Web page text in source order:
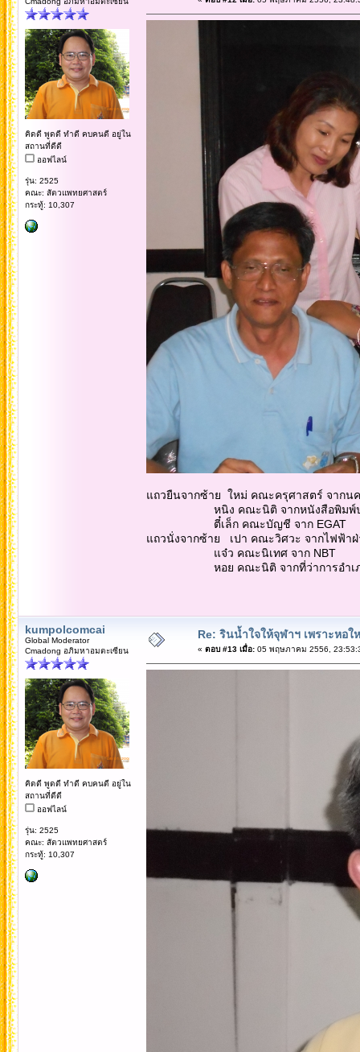
คิดดี พูดดี ทำดี คบคนดี อยู่ใน
สถานที่ดีดี
ออฟไลน์
รุ่น: 2525
คณะ: สัตวแพทยศาสตร์
กระทู้: 10,307
แถวยืนจากซ้าย ใหม่ คณะครุศาสตร์ จากน
หนิง คณะนิติ จากหนังสือพิมพ์ปร
ตี๋เล็ก คณะบัญชี จาก EGAT
แถวนั่งจากซ้าย เปา คณะวิศวะ จากไฟฟ้าฝ่
แจ๋ว คณะนิเทศ จาก NBT
หอย คณะนิติ จากที่ว่าการอำเภอวั
kumpolcomcai
Global Moderator
Cmadong อภิมหาอมตะเซียน
คิดดี พูดดี ทำดี คบคนดี อยู่ใน
สถานที่ดีดี
ออฟไลน์
รุ่น: 2525
คณะ: สัตวแพทยศาสตร์
กระทู้: 10,307
Re: รินน้ำใจให้จุฬาฯ เพราะหอใ
« ตอบ #13 เมื่อ:05 พฤษภาคม 2556,